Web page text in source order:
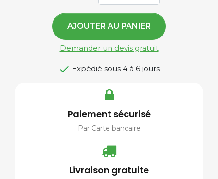
AJOUTER AU PANIER
Demander un devis gratuit
 Expédié sous 4 à 6 jours
Paiement sécurisé
Par Carte bancaire
Livraison gratuite